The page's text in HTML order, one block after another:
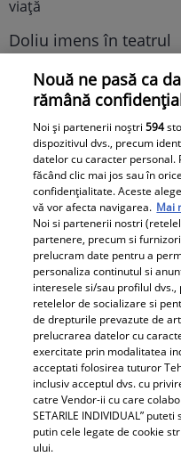
pe mulți fără replică:
"M-am lămurit"
Doliu imens în teatrul
Mărculescu s-a stins
viață
Doliu în familia lui
Tzunami! Fiica
și-a luat rămas-bun
printr-un mesaj
Retete
Nouă ne pasă ca
rămână
Noi și partenerii noștri594
dispozitivul dvs., precum
datelor cu caracter personal.
făcând clic mai jos sau în
confidențialitate. Aceste
vă vor afecta navigarea. Mai
Noi si partenerii nostri
partenere, precum si
prelucram date pentru a
personaliza continutul si
interesele si/sau profilul
retelelor de socializare si
de drepturile prevazute de
prelucrarea datelor cu
exercitate prin modalitatea
acceptati folosirea tuturor
inclusiv acceptul dvs. cu
catre Vendor-ii cu care
SETARILE INDIVIDUAL”
putin cele legate de cookie
ului.